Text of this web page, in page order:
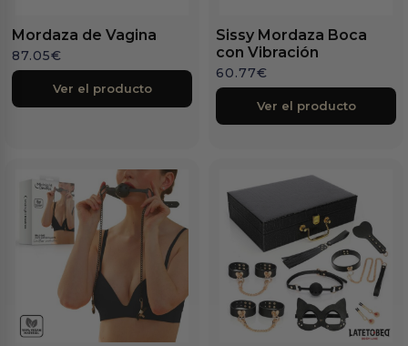
Mordaza de Vagina
87.05€
Ver el producto
Sissy Mordaza Boca
con Vibración
60.77€
Ver el producto